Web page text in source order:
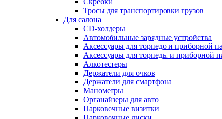
Тросы для транспортировки грузов
Для салона
CD-холдеры
Автомобильные зарядные устройства
Аксессуары для торпедо и приборной
Аксессуары для торпеды и приборной
Алкотестеры
Держатели для очков
Держатели для смартфона
Манометры
Органайзеры для авто
Парковочные визитки
Парковочные диски